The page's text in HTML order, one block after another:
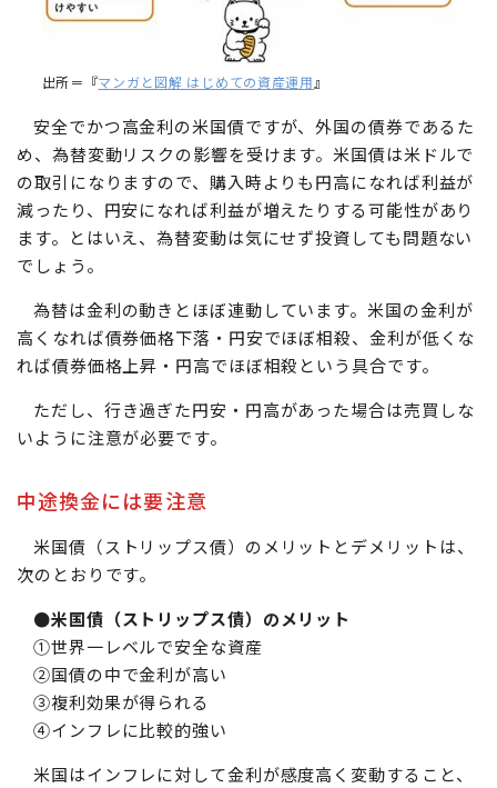
出所＝『マンガと図解 はじめての資産運用 』
安全でかつ高金利の米国債ですが、外国の債券であるた
め、為替変動リスクの影響を受けます。米国債は米ドルで
の取引になりますので、購入時よりも円高になれば利益が
減ったり、円安になれば利益が増えたりする可能性があり
ます。とはいえ、為替変動は気にせず投資しても問題ない
でしょう。
為替は金利の動きとほぼ連動しています。米国の金利が
高くなれば債券価格下落・円安でほぼ相殺、金利が低くな
れば債券価格上昇・円高でほぼ相殺という具合です。
ただし、行き過ぎた円安・円高があった場合は売買しな
いように注意が必要です。
中途換金には要注意
米国債（ストリップス債）のメリットとデメリットは、
次のとおりです。
●米国債（ストリップス債）のメリット
①世界一レベルで安全な資産
②国債の中で金利が高い
③複利効果が得られる
④インフレに比較的強い
米国はインフレに対して金利が感度高く変動すること、